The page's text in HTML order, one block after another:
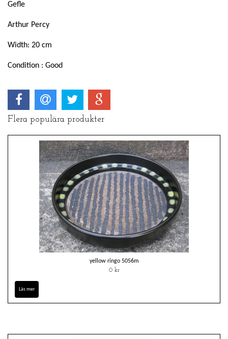
Gefle
Arthur Percy
Width: 20 cm
Condition : Good
Flera populära produkter
yellow ringo 5056m
0 kr
Läs mer